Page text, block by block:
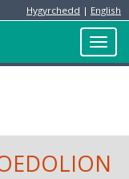
Hygyrchedd | English